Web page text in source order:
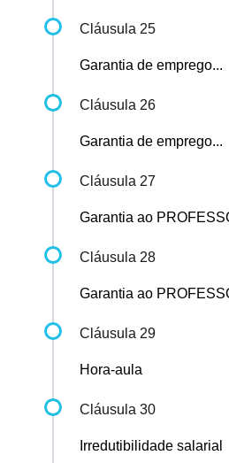
Cláusula 25
Garantia de emprego...
Cláusula 26
Garantia de emprego...
Cláusula 27
Garantia ao
Cláusula 28
Garantia ao
Cláusula 29
Hora-aula
Cláusula 30
Irredutibilidade salarial